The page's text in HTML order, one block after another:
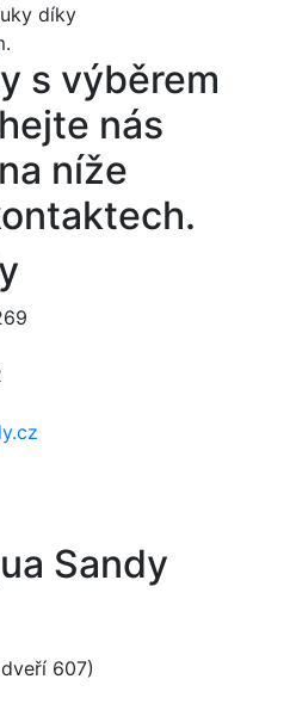
díky
s výběrem
nás
níže
Sandy
607)